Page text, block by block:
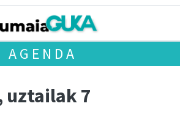
AGENDA
uztailak 7